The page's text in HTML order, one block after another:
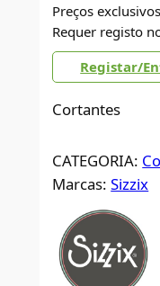
Preços
Requer registo
Registar/
Cortantes
CATEGORIA:
Marcas:Sizzix